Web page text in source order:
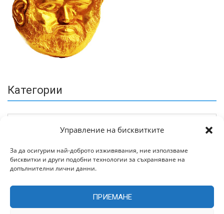
Управление на бисквитките
За да осигурим най-доброто изживявания, ние използваме
бисквитки и други подобни технологии за съхраняване на
допълнителни лични данни.
ПРИЕМАНЕ
Категории
Архив